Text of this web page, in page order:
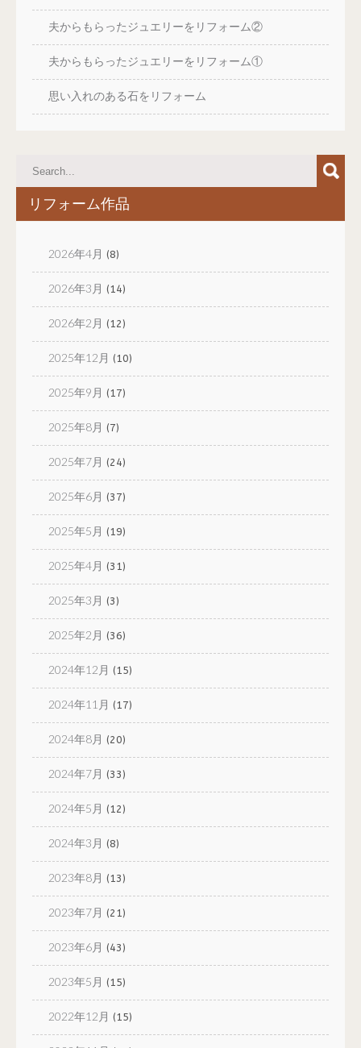
夫からもらったジュエリーをリフォーム②
夫からもらったジュエリーをリフォーム①
思い入れのある石をリフォーム
リフォーム作品
2026年4月 (8)
2026年3月 (14)
2026年2月 (12)
2025年12月 (10)
2025年9月 (17)
2025年8月 (7)
2025年7月 (24)
2025年6月 (37)
2025年5月 (19)
2025年4月 (31)
2025年3月 (3)
2025年2月 (36)
2024年12月 (15)
2024年11月 (17)
2024年8月 (20)
2024年7月 (33)
2024年5月 (12)
2024年3月 (8)
2023年8月 (13)
2023年7月 (21)
2023年6月 (43)
2023年5月 (15)
2022年12月 (15)